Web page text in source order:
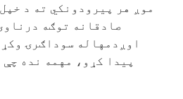
صادقانه توګه
اوږدمهاله سوداګرۍ
پیدا کړو، مهمه نده